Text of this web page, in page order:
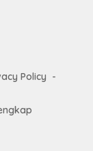
Policy